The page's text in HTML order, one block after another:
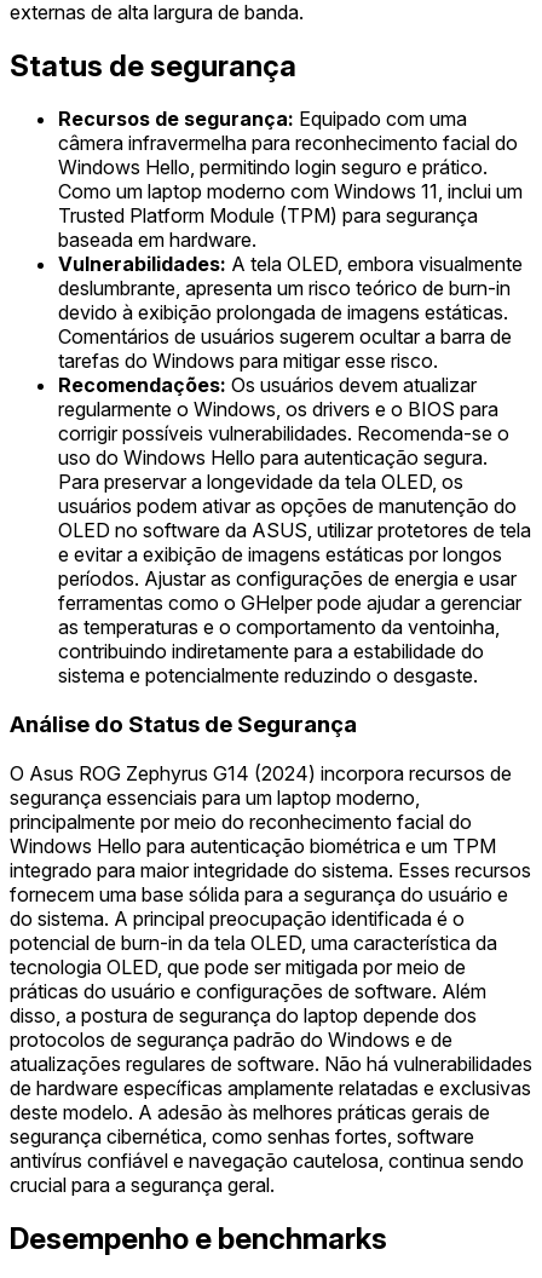
externas de alta largura de banda.
Status de segurança
Recursos de segurança: Equipado com uma
câmera infravermelha para reconhecimento facial do
Windows Hello, permitindo login seguro e prático.
Como um laptop moderno com Windows 11, inclui um
Trusted Platform Module (TPM) para segurança
baseada em hardware.
Vulnerabilidades: A tela OLED, embora visualmente
deslumbrante, apresenta um risco teórico de burn-in
devido à exibição prolongada de imagens estáticas.
Comentários de usuários sugerem ocultar a barra de
tarefas do Windows para mitigar esse risco.
Recomendações: Os usuários devem atualizar
regularmente o Windows, os drivers e o BIOS para
corrigir possíveis vulnerabilidades. Recomenda-se o
uso do Windows Hello para autenticação segura.
Para preservar a longevidade da tela OLED, os
usuários podem ativar as opções de manutenção do
OLED no software da ASUS, utilizar protetores de tela
e evitar a exibição de imagens estáticas por longos
períodos. Ajustar as configurações de energia e usar
ferramentas como o GHelper pode ajudar a gerenciar
as temperaturas e o comportamento da ventoinha,
contribuindo indiretamente para a estabilidade do
sistema e potencialmente reduzindo o desgaste.
Análise do Status de Segurança
O Asus ROG Zephyrus G14 (2024) incorpora recursos de
segurança essenciais para um laptop moderno,
principalmente por meio do reconhecimento facial do
Windows Hello para autenticação biométrica e um TPM
integrado para maior integridade do sistema. Esses recursos
fornecem uma base sólida para a segurança do usuário e
do sistema. A principal preocupação identificada é o
potencial de burn-in da tela OLED, uma característica da
tecnologia OLED, que pode ser mitigada por meio de
práticas do usuário e configurações de software. Além
disso, a postura de segurança do laptop depende dos
protocolos de segurança padrão do Windows e de
atualizações regulares de software. Não há vulnerabilidades
de hardware específicas amplamente relatadas e exclusivas
deste modelo. A adesão às melhores práticas gerais de
segurança cibernética, como senhas fortes, software
antivírus confiável e navegação cautelosa, continua sendo
crucial para a segurança geral.
Desempenho e benchmarks